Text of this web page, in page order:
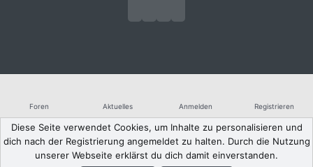
Foren Aktuelles Anmelden Registrieren
Diese Seite verwendet Cookies, um Inhalte zu personalisieren und
dich nach der Registrierung angemeldet zu halten. Durch die Nutzung
unserer Webseite erklärst du dich damit einverstanden.